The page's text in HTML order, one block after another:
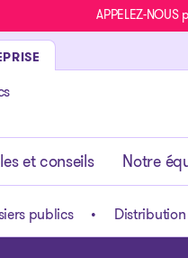
APPELEZ-
et conseils Notre
publics Distribution